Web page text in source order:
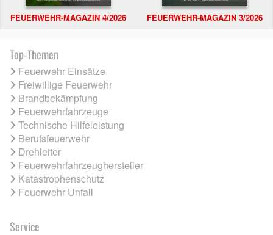
FEUERWEHR-MAGAZIN 4/2026 FEUERWEHR-MAGAZIN 3/2026
Top-Themen
Feuerwehr Einsätze
Freiwillige Feuerwehr
Brandbekämpfung
Feuerwehrfahrzeuge
Technische Hilfeleistung
Berufsfeuerwehr
Drehleiter
Feuerwehrfahrzeughersteller
Katastrophenschutz
Feuerwehr Unfall
Service